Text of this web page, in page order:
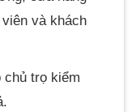
và khách
chủ trọ kiểm